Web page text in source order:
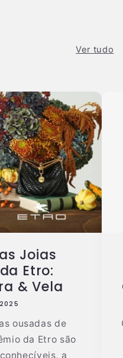
Ver tudo
Joias
Etro:
& Vela
ousadas de
da Etro são
a